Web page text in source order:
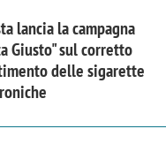
lancia la campagna
Giusto" sul corretto
delle sigarette